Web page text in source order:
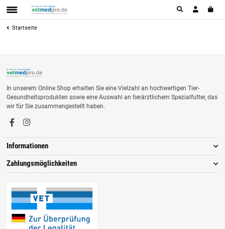
Startseite
In unserem Online Shop erhalten Sie eine Vielzahl an hochwertigen Tier-
Gesundheitsprodukten sowie eine Auswahl an tierärztlichem Spezialfutter, das
wir für Sie zusammengestellt haben.
Informationen
Zahlungsmöglichkeiten